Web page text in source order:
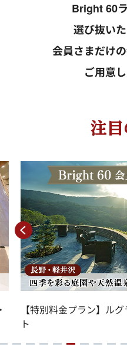
Bright 60
選び抜い
会員さまだけ
ご用意
注目
【特別料金プラン】ル
ト